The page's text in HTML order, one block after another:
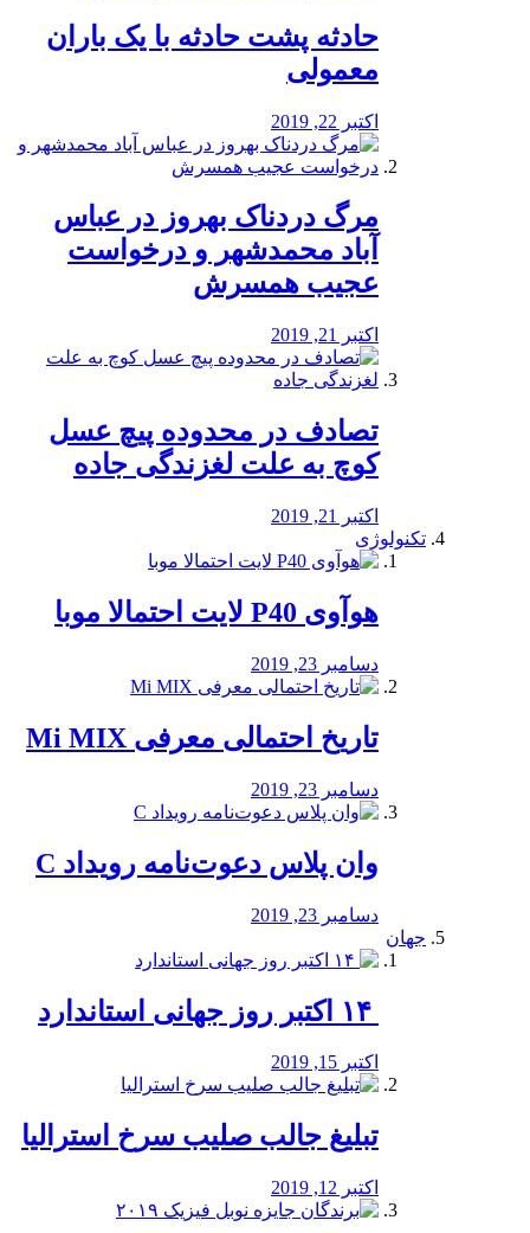
️حادثه پشت حادثه با یک باران
معمولی
اکتبر 22, 2019
مرگ دردناک بهروز در عباس
آباد محمدشهر و درخواست
عجیب همسرش
اکتبر 21, 2019
تصادف در محدوده پیچ عسل
کوچ به علت لغزندگی جاده
اکتبر 21, 2019
تکنولوژی
هوآوی P40 لایت احتمالا موبا
دسامبر 23, 2019
تاریخ احتمالی معرفی Mi MIX
دسامبر 23, 2019
وان پلاس دعوت‌نامه رویداد C
دسامبر 23, 2019
جهان
اکتبر 15, 2019
تبلیغ جالب صلیب سرخ استرالیا
اکتبر 12, 2019